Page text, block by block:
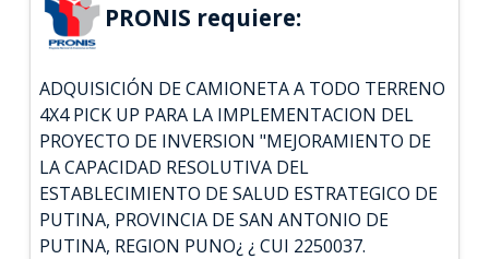
PRONIS requiere:
ADQUISICIÓN DE CAMIONETA A TODO TERRENO
4X4 PICK UP PARA LA IMPLEMENTACION DEL
PROYECTO DE INVERSION "MEJORAMIENTO DE
LA CAPACIDAD RESOLUTIVA DEL
ESTABLECIMIENTO DE SALUD ESTRATEGICO DE
PUTINA, PROVINCIA DE SAN ANTONIO DE
PUTINA, REGION PUNO¿ ¿ CUI 2250037.